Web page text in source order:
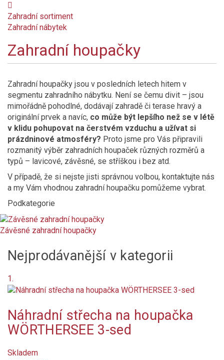
Zahradní sortiment
Zahradní nábytek
Kč
Kč
Dostupnost
Skladem
Na objednání
Není skladem
Nové produkty
Barva
antracit
přírodní (slonovinová kost)
hnědá
Vlastnosti a funkce
Impregnace proti skvrnám a špíně
Zahradní houpačky
Zahradní houpačky jsou v posledních letech hitem v
segmentu zahradního nábytku. Není se čemu divit – jsou
mimořádně pohodlné, dodávají zahradě či terase hravý a
originální prvek a navíc, co může být lepšího než se v létě
v klidu pohupovat na čerstvém vzduchu a užívat si
prázdninové atmosféry? Proto jsme pro Vás připravili
rozmanitý výběr zahradních houpaček různých rozměrů a
typů – lavicové, závěsné, se stříškou i bez atd.
V případě, že si nejste jisti správnou volbou, kontaktujte nás
a my Vám vhodnou zahradní houpačku pomůžeme vybrat.
Podkategorie
Závěsné zahradní houpačky
Nejprodávanější v kategorii
1.
Náhradní střecha na houpačka
WÖRTHERSEE 3-sed
Skladem